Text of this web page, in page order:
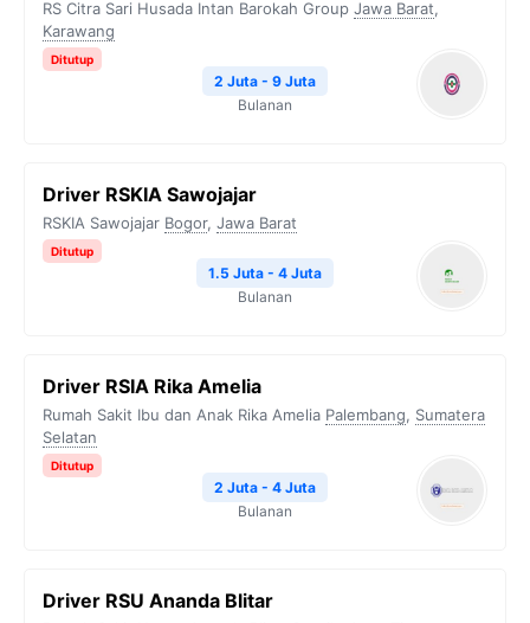
RS Citra Sari Husada Intan Barokah Group Jawa Barat,
Karawang
Ditutup
2 Juta - 9 Juta
Bulanan
Driver RSKIA Sawojajar
RSKIA Sawojajar Bogor, Jawa Barat
Ditutup
1.5 Juta - 4 Juta
Bulanan
Driver RSIA Rika Amelia
Rumah Sakit Ibu dan Anak Rika Amelia Palembang, Sumatera
Selatan
Ditutup
2 Juta - 4 Juta
Bulanan
Driver RSU Ananda Blitar